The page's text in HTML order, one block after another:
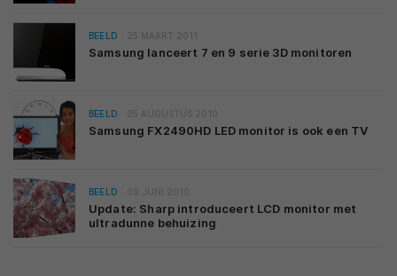
BEELD 25 MAART 2011
Samsung lanceert 7 en 9 serie 3D monitoren
BEELD 05 AUGUSTUS 2010
Samsung FX2490HD LED monitor is ook een TV
BEELD 09 JUNI 2010
Update: Sharp introduceert LCD monitor met
ultradunne behuizing